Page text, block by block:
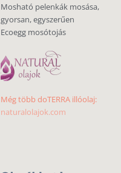
Mosható pelenkák mosása,
gyorsan, egyszerűen
Ecoegg mosótojás
Még több doTERRA illóolaj:
naturalolajok.com